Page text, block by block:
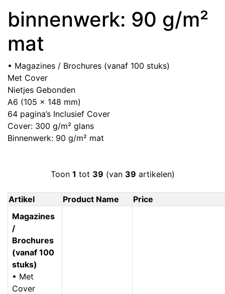
binnenwerk: 90 g/m²
mat
• Magazines / Brochures (vanaf 100 stuks)
Met Cover
Nietjes Gebonden
A6 (105 x 148 mm)
64 pagina’s Inclusief Cover
Cover: 300 g/m² glans
Binnenwerk: 90 g/m² mat
Toon 1 tot 39 (van 39 artikelen)
Artikel Product Name
Price
Magazines
/
Brochures
(vanaf 100
stuks)
• Met
Cover